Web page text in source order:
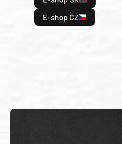
E-shop CZ